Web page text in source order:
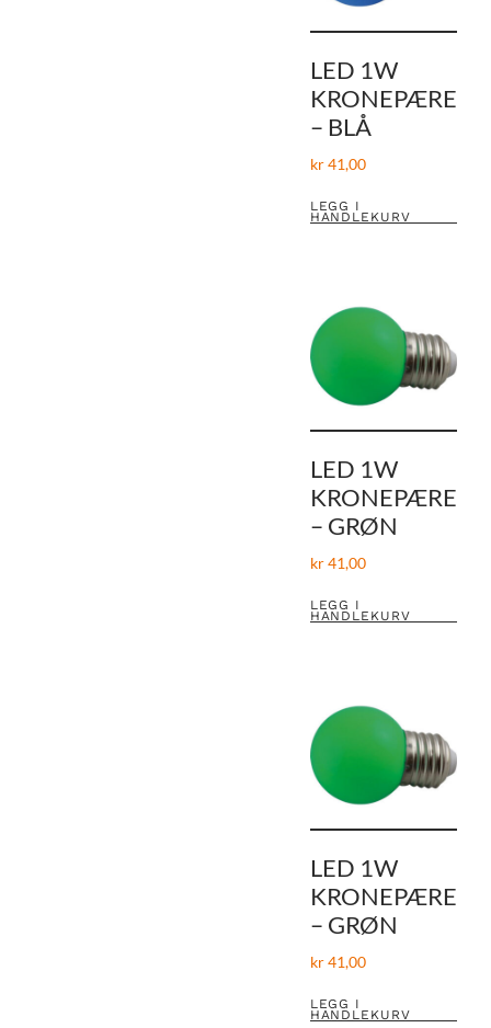
LED 1W
KRONEPÆRE
– BLÅ
kr41,00
LEGG I
HANDLEKURV
LED 1W
KRONEPÆRE
– GRØN
kr41,00
LEGG I
HANDLEKURV
LED 1W
KRONEPÆRE
– GRØN
kr41,00
LEGG I
HANDLEKURV